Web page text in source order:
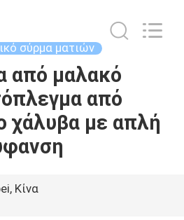
σύρμα ματιών
από μαλακό
από
χάλυβα με απλή
Κίνα